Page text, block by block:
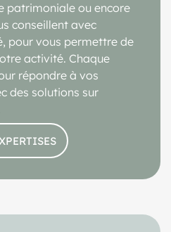
patrimoniale ou encore
conseillent avec
pour vous permettre de
activité. Chaque
répondre à vos
des solutions sur